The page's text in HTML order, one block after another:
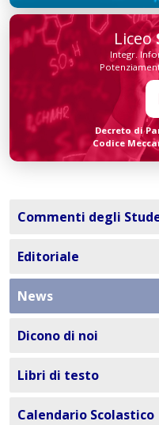
Liceo
Integr.
Decreto di
Codice
Commenti degli
Editoriale
News
Dicono di noi
Libri di testo
Calendario Scolastico